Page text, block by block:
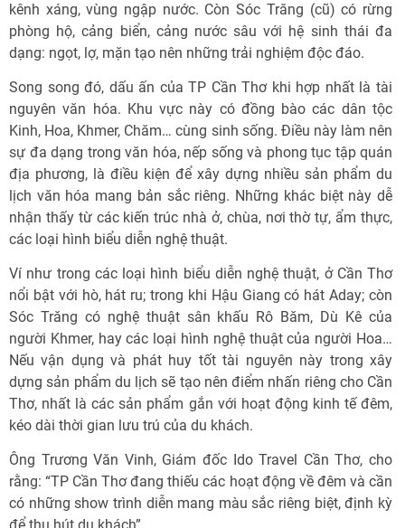
kênh xáng, vùng ngập nước. Còn Sóc Trăng (cũ) có rừng
phòng hộ, cảng biển, cảng nước sâu với hệ sinh thái đa
dạng: ngọt, lợ, mặn tạo nên những trải nghiệm độc đáo.
Song song đó, dấu ấn của TP Cần Thơ khi hợp nhất là tài
nguyên văn hóa. Khu vực này có đồng bào các dân tộc
Kinh, Hoa, Khmer, Chăm… cùng sinh sống. Ðiều này làm nên
sự đa dạng trong văn hóa, nếp sống và phong tục tập quán
địa phương, là điều kiện để xây dựng nhiều sản phẩm du
lịch văn hóa mang bản sắc riêng. Những khác biệt này dễ
nhận thấy từ các kiến trúc nhà ở, chùa, nơi thờ tự, ẩm thực,
các loại hình biểu diễn nghệ thuật.
Ví như trong các loại hình biểu diễn nghệ thuật, ở Cần Thơ
nổi bật với hò, hát ru; trong khi Hậu Giang có hát Aday; còn
Sóc Trăng có nghệ thuật sân khấu Rô Băm, Dù Kê của
người Khmer, hay các loại hình nghệ thuật của người Hoa…
Nếu vận dụng và phát huy tốt tài nguyên này trong xây
dựng sản phẩm du lịch sẽ tạo nên điểm nhấn riêng cho Cần
Thơ, nhất là các sản phẩm gắn với hoạt động kinh tế đêm,
kéo dài thời gian lưu trú của du khách.
Ông Trương Văn Vinh, Giám đốc Ido Travel Cần Thơ, cho
rằng: “TP Cần Thơ đang thiếu các hoạt động về đêm và cần
có những show trình diễn mang màu sắc riêng biệt, định kỳ